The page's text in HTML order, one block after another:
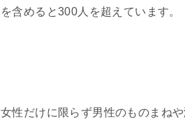
を含めると300人を超えています。
女性だけに限らず男性のものまね